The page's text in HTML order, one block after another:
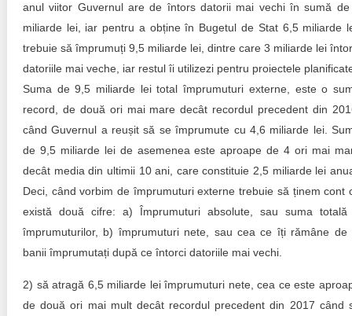
anul viitor Guvernul are de întors datorii mai vechi în sumă
miliarde lei, iar pentru a obține în Bugetul de Stat 6,5 miliarde
trebuie să împrumuți 9,5 miliarde lei, dintre care 3 miliarde lei
datoriile mai veche, iar restul îi utilizezi pentru proiectele
Suma de 9,5 miliarde lei total împrumuturi externe, este o
record, de două ori mai mare decât recordul precedent din
când Guvernul a reușit să se împrumute cu 4,6 miliarde lei.
de 9,5 miliarde lei de asemenea este aproape de 4 ori mai
decât media din ultimii 10 ani, care constituie 2,5 miliarde lei
Deci, când vorbim de împrumuturi externe trebuie să ținem cont
există două cifre: a) Împrumuturi absolute, sau suma
împrumuturilor, b) împrumuturi nete, sau cea ce îți rămâne de
banii împrumutați după ce întorci datoriile mai vechi.
2) să atragă 6,5 miliarde lei împrumuturi nete, cea ce este
de două ori mai mult decât recordul precedent din 2017 când